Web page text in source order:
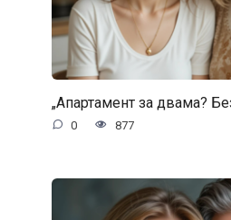
„Апартамент за двама?
0 877